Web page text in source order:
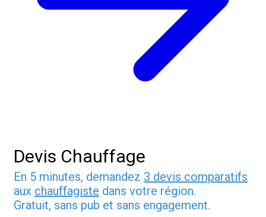
Devis Chauffage
En 5 minutes, demandez 3 devis comparatifs
aux chauffagiste dans votre région.
Gratuit, sans pub et sans engagement.